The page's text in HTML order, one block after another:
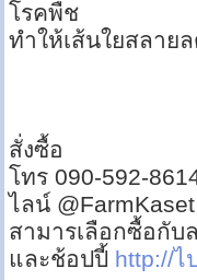
โรคพืช
ทำให้เส้นใยสลาย
สั่งซื้อ
โทร 090-592-
ไลน์
สามารเลือกซื้อกับ
และช้อปปี้ http://ไ